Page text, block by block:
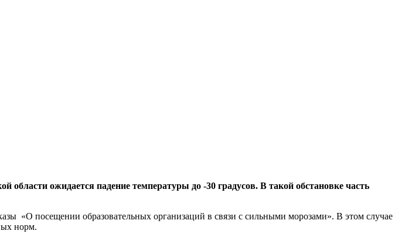
ожидается падение температуры до -30 градусов. В такой обстановке часть
«О посещении образовательных организаций в связи с сильными морозами». В этом случае
норм.